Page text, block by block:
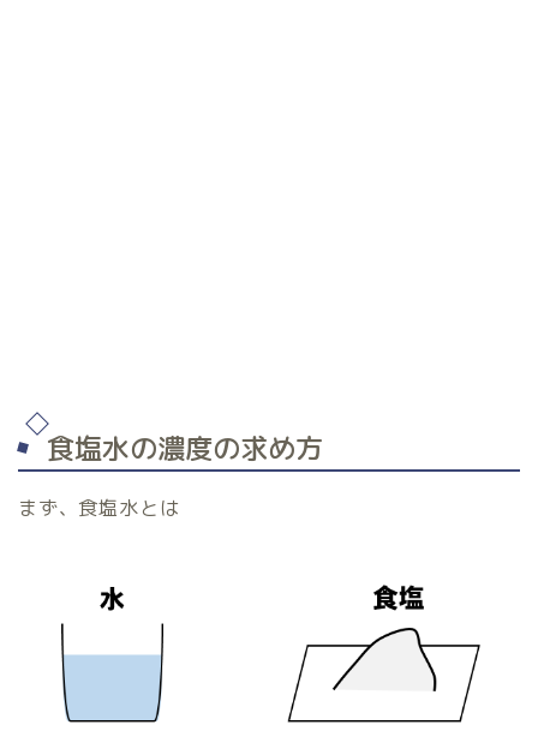
食塩水の濃度の求め方
まず、食塩水とは